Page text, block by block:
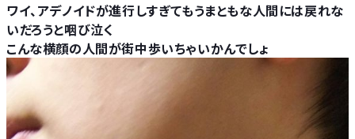
ワイ、アデノイドが進行しすぎてもうまともな人間には戻れな
いだろうと咽び泣く
こんな横顔の人間が街中歩いちゃいかんでしょ